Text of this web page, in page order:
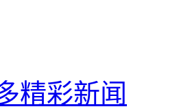
精彩新闻